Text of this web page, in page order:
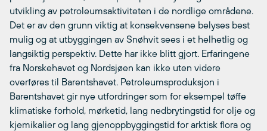
utvikling av petroleumsaktiviteten i de nordlige områdene.
Det er av den grunn viktig at konsekvensene belyses best
mulig og at utbyggingen av Snøhvit sees i et helhetlig og
langsiktig perspektiv. Dette har ikke blitt gjort. Erfaringene
fra Norskehavet og Nordsjøen kan ikke uten videre
overføres til Barentshavet. Petroleumsproduksjon i
Barentshavet gir nye utfordringer som for eksempel tøffe
klimatiske forhold, mørketid, lang nedbrytingstid for olje og
kjemikalier og lang gjenoppbyggingstid for arktisk flora og